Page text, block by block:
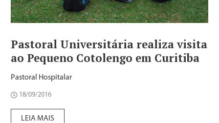
Pastoral Universitária realiza visita
ao Pequeno Cotolengo em Curitiba
Pastoral Hospitalar
18/09/2016
LEIA MAIS